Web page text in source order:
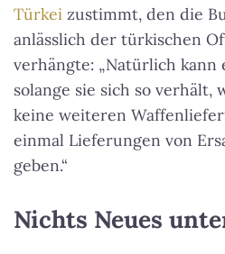
Türkei zustimmt, den die
anlässlich der türkischen
verhängte: „Natürlich kann
solange sie sich so verhält,
keine weiteren
einmal Lieferungen von
geben.“
Nichts Neues